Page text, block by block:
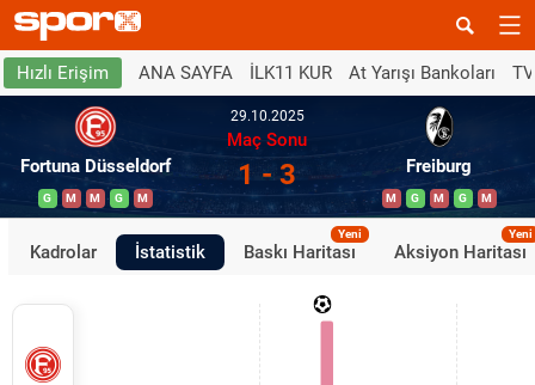
Hızlı Erişim ANA SAYFA İLK11 KUR At Yarışı Bankoları
Fortuna Düsseldorf
G M M G M
29.10.2025
Maç Sonu
1 - 3 Freiburg
M G M G M
Kadrolar İstatistik Baskı Haritası
Yeni
Aksiyon Haritası
Yeni